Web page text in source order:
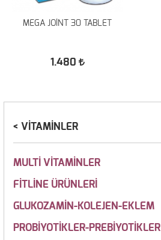
MEGA JOİNT 30 TABLET
1.480
VİTAMİNLER
MULTİ VİTAMİNLER
FİTLİNE ÜRÜNLERİ
GLUKOZAMİN-KOLEJEN-EKLEM
PROBİYOTİKLER-PREBİYOTİKLER